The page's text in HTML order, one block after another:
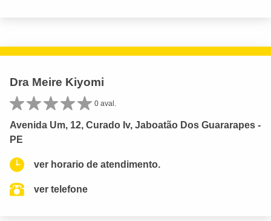
Dra Meire Kiyomi
0 aval.
Avenida Um, 12, Curado Iv, Jaboatão Dos Guararapes -
PE
ver horario de atendimento.
ver telefone